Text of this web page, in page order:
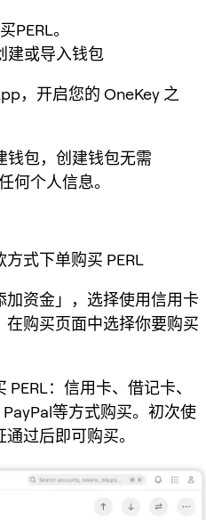
PERL。
建或导入钱包
，开启您的 OneKey 之
钱包，创建钱包无需
何个人信息。
式下单购买 PERL
资金」，选择使用信用卡
购买页面中选择你要购买
：信用卡、借记卡、
等方式购买。初次使
过后即可购买。